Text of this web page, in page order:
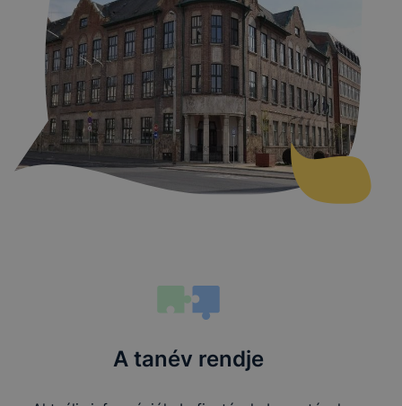
A tanév rendje